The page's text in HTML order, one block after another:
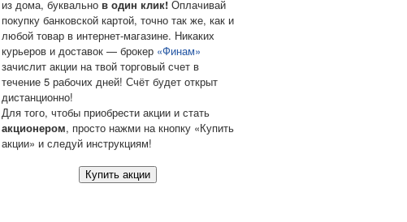
из дома, буквально в один клик! Оплачивай
покупку банковской картой, точно так же, как и
любой товар в интернет-магазине. Никаких
курьеров и доставок — брокер «Финам»
зачислит акции на твой торговый счет в
течение 5 рабочих дней! Счёт будет открыт
дистанционно!
Для того, чтобы приобрести акции и стать
акционером, просто нажми на кнопку «Купить
акции» и следуй инструкциям!
Купить акции